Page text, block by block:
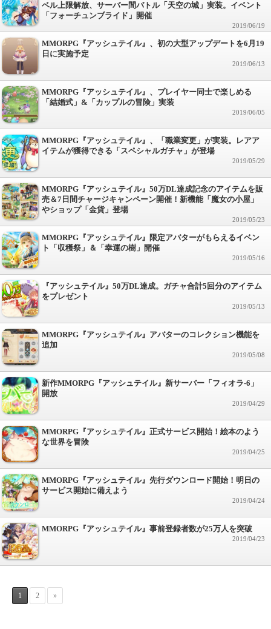
ベル上限解放、サーバー間バトル「天空の城」実装。イベント
「フォーチュンブライド」開催
2019/06/19
MMORPG『アッシュテイル』、初の大型アップデートを6月19
日に実施予定
2019/06/13
MMORPG『アッシュテイル』、プレイヤー同士で楽しめる
「結婚式」&「カップルの冒険」実装
2019/06/05
MMORPG『アッシュテイル』、「職業変更」が実装。レアア
イテムが獲得できる「スペシャルガチャ」が登場
2019/05/29
MMORPG『アッシュテイル』50万DL達成記念のアイテムを販
売＆7日間チャージキャンペーン開催！新機能「魔女の小屋」
やショップ「金貨」登場
2019/05/23
MMORPG『アッシュテイル』限定アバターがもらえるイベン
ト「収穫祭」＆「幸運の樹」開催
2019/05/16
『アッシュテイル』50万DL達成。ガチャ合計5回分のアイテム
をプレゼント
2019/05/13
MMORPG『アッシュテイル』アバターのコレクション機能を
追加
2019/05/08
新作MMORPG『アッシュテイル』新サーバー「フィオラ-6」
開放
2019/04/29
MMORPG『アッシュテイル』正式サービス開始！絵本のよう
な世界を冒険
2019/04/25
MMORPG『アッシュテイル』先行ダウンロード開始！明日の
サービス開始に備えよう
2019/04/24
MMORPG『アッシュテイル』事前登録者数が25万人を突破
2019/04/23
1 2 »